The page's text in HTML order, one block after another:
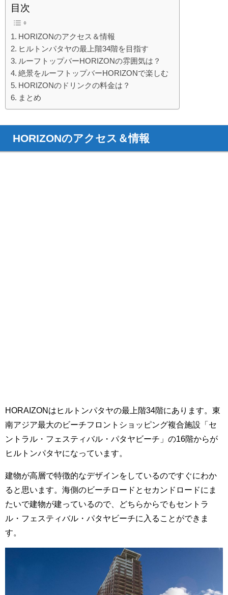
目次
HORIZONのアクセス＆情報
ヒルトンパタヤの最上階34階を目指す
ルーフトップバーHORIZONの雰囲気は？
絶景をルーフトップバーHORIZONで楽しむ
HORIZONのドリンクの料金は？
まとめ
HORIZONのアクセス＆情報
HORAIZONは ヒルトンパタヤの最上階34階にあります。東
南アジア最大のビーチフロントショッピング複合施設「セ
ントラル・フェスティバル・パタヤビーチ」の16階からが
ヒルトンパタヤになっています。
建物が高層で特徴的なデザインをしているのですぐにわか
ると思います。海側のビーチロードとセカンドロードにま
たいで建物が建っているので、どちらからでもセントラ
ル・フェスティバル・パタヤビーチに入ることができま
す。